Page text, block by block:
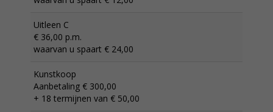
Uitleen C
€ 36,00 p.m.
waarvan u spaart € 24,00
Kunstkoop
Aanbetaling € 300,00
+ 18 termijnen van € 50,00